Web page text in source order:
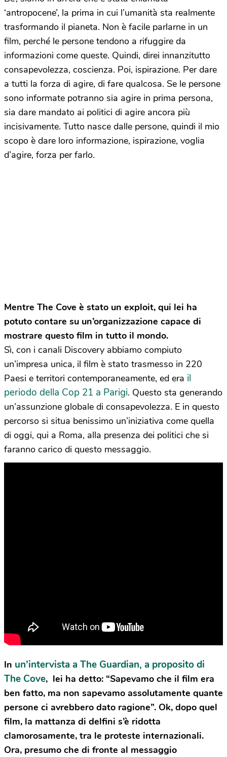
‘antropocene’, la prima in cui l’umanità sta realmente
trasformando il pianeta. Non è facile parlarne in un
film, perché le persone tendono a rifuggire da
informazioni come queste. Quindi, direi innanzitutto
consapevolezza, coscienza. Poi, ispirazione. Per dare
a tutti la forza di agire, di fare qualcosa. Se le persone
sono informate potranno sia agire in prima persona,
sia dare mandato ai politici di agire ancora più
incisivamente. Tutto nasce dalle persone, quindi il mio
scopo è dare loro informazione, ispirazione, voglia
d’agire, forza per farlo.
Mentre The Cove è stato un exploit, qui lei ha
potuto contare su un’organizzazione capace di
mostrare questo film in tutto il mondo.
Sì, con i canali Discovery abbiamo compiuto
un’impresa unica, il film è stato trasmesso in 220
Paesi e territori contemporaneamente, ed era il
periodo della Cop 21 a Parigi. Questo sta generando
un’assunzione globale di consapevolezza. E in questo
percorso si situa benissimo un’iniziativa come quella
di oggi, qui a Roma, alla presenza dei politici che si
faranno carico di questo messaggio.
In un’intervista a The Guardian, a proposito di
The Cove, lei ha detto: “Sapevamo che il film era
ben fatto, ma non sapevamo assolutamente quante
persone ci avrebbero dato ragione”. Ok, dopo quel
film, la mattanza di delfini s’è ridotta
clamorosamente, tra le proteste internazionali.
Ora, presumo che di fronte al messaggio